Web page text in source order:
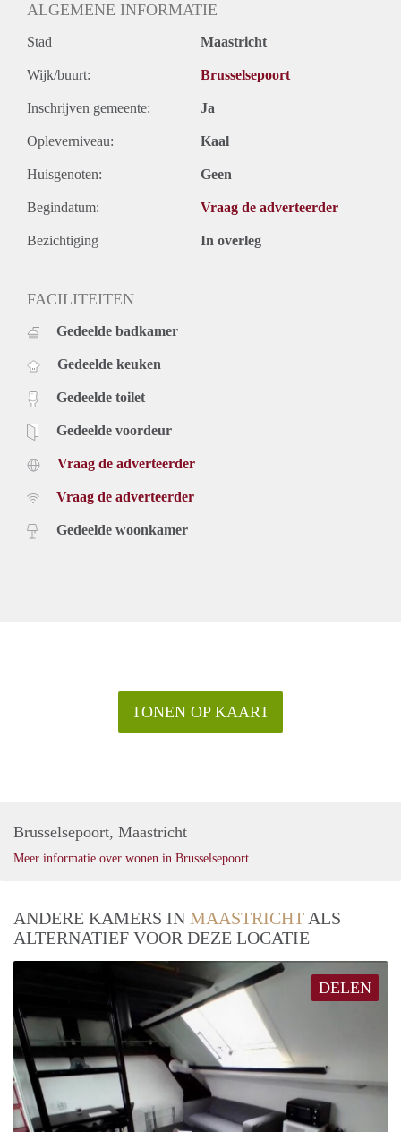
ALGEMENE INFORMATIE
Stad Maastricht
Wijk/buurt: Brusselsepoort
Inschrijven gemeente: Ja
Opleverniveau: Kaal
Huisgenoten: Geen
Begindatum: Vraag de adverteerder
Bezichtiging In overleg
FACILITEITEN
Gedeelde badkamer
Gedeelde keuken
Gedeelde toilet
Gedeelde voordeur
Vraag de adverteerder
Vraag de adverteerder
Gedeelde woonkamer
TONEN OP KAART
Brusselsepoort, Maastricht
Meer informatie over wonen in Brusselsepoort
ANDERE KAMERS IN MAASTRICHT ALS
ALTERNATIEF VOOR DEZE LOCATIE
DELEN